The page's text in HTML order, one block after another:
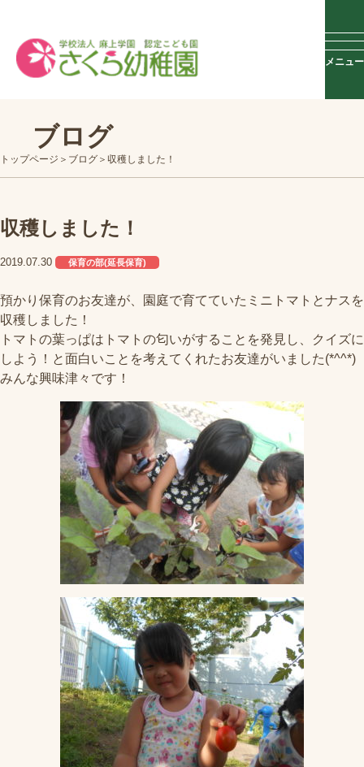
メニュー
ブログ
トップページ ブログ 収穫しました！
収穫しました！
2019.07.30 保育の部(延長保育)
預かり保育のお友達が、園庭で育てていたミニトマトとナスを
収穫しました！
トマトの葉っぱはトマトの匂いがすることを発見し、クイズに
しよう！と面白いことを考えてくれたお友達がいました(*^^*)
みんな興味津々です！